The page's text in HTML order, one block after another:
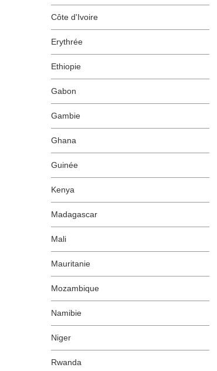
Côte d'Ivoire
Erythrée
Ethiopie
Gabon
Gambie
Ghana
Guinée
Kenya
Madagascar
Mali
Mauritanie
Mozambique
Namibie
Niger
Rwanda